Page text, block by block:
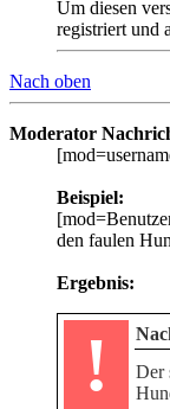
Um diesen
registriert und
Nach oben
Moderator
Beispiel:
den faulen
Ergebnis:
!
Der